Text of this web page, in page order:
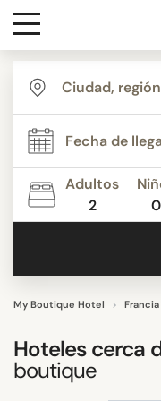
Destinos
Inspiración
Contacto
Adultos
2
0
My Boutique Hotel Francia
Hoteles cerca
boutique
ESTILO
Alojamiento y
Apartamentos
Boutique Hotels de
Budget Hotels
Clásico
Hoteles boutique
Hoteles de Lujo &